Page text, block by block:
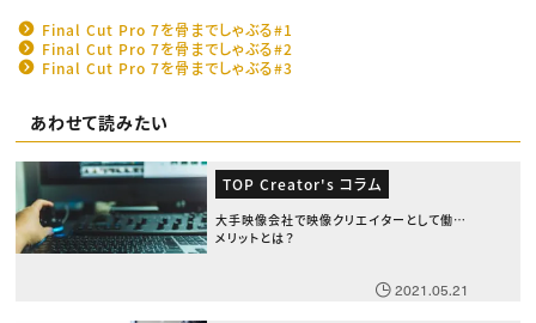
Final Cut Pro 7を骨までしゃぶる#1
Final Cut Pro 7を骨までしゃぶる#2
Final Cut Pro 7を骨までしゃぶる#3
あわせて読みたい
TOP Creator's コラム
大手映像会社で映像クリエイターとして働く
メリットとは？
2021.05.21